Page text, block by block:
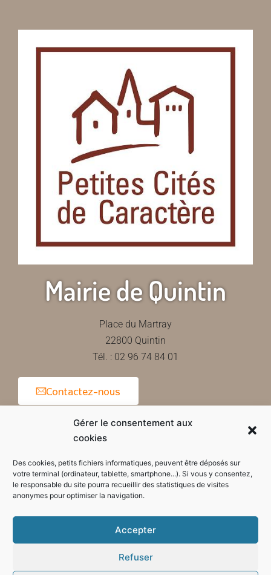
Gérer le consentement aux
cookies
Des cookies, petits fichiers informatiques, peuvent être déposés sur
votre terminal (ordinateur, tablette, smartphone...). Si vous y consentez,
le responsable du site pourra recueillir des statistiques de visites
anonymes pour optimiser la navigation.
Accepter
Refuser
Mairie de Quintin
Place du Martray
22800 Quintin
Tél. : 02 96 74 84 01
Contactez-nous
Horaires d'ouverture de la mairie